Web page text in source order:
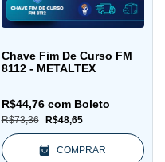
Chave Fim De Curso FM
8112 - METALTEX
R$73,36 R$48,65
R$44,76 com Boleto
COMPRAR